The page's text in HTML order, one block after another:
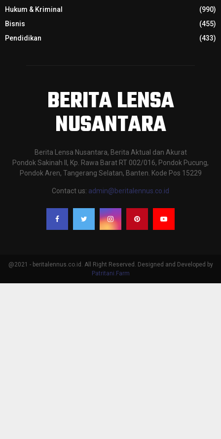
Hukum & Kriminal
(990)
Bisnis
(455)
Pendidikan
(433)
BERITA LENSA
NUSANTARA
Berita Lensa Nusantara, Berita Aktual dan Akurat
Pondok Sakinah II, Kp. Rawa Barat RT 002/016, Pondok Pucung,
Pondok Aren, Tangerang Selatan, Banten. Kode Pos 15229
Contact us: admin@beritalennus.co.id
@2021 - beritalennus.co.id. All Right Reserved. Designed and Developed by
Patritani.Farm